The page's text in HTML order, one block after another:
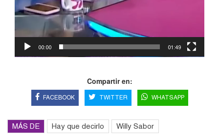
00:00 01:49
Compartir en:
FACEBOOK TWITTER WHATSAPP
MÁS DE Hay que decirlo Willy Sabor